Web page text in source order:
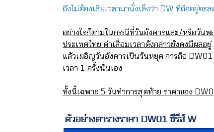
ถึงไม่ต้องเสียเวลามานั่งเล็งว่า DW ที่ถืออยู่จะ
อย่างไรก็ตามในกรณีที่วันอังคารและ/หรือวัน
ประเทศไทย ค่าเสื่อมเวลาดังกล่าวยังคงมีผลอยู่
แล้วเผอิญวันอังคารเป็นวันหยุด การถือ
เวลา 1 ครั้งนั่นเอง
ทั้งนี้เฉพาะ 5 วันทำการสุดท้าย ราคาของ